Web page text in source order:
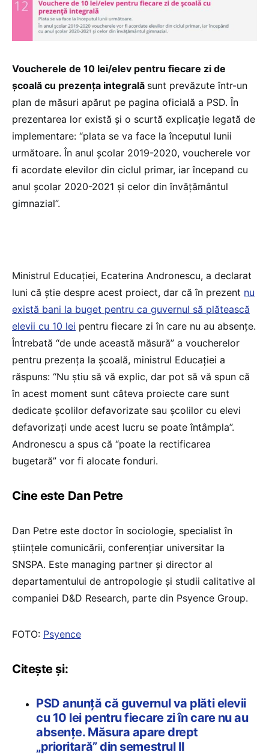
Voucherele de 10 lei/elev pentru fiecare zi de
școală cu prezența integrală sunt prevăzute într-un
plan de măsuri apărut pe pagina oficială a PSD. În
prezentarea lor există și o scurtă explicație legată de
implementare: “plata se va face la începutul lunii
următoare. În anul școlar 2019-2020, voucherele vor
fi acordate elevilor din ciclul primar, iar începand cu
anul școlar 2020-2021 și celor din învățământul
gimnazial”.
Ministrul Educației, Ecaterina Andronescu, a declarat
luni că știe despre acest proiect, dar că în prezent nu
există bani la buget pentru ca guvernul să plătească
elevii cu 10 lei pentru fiecare zi în care nu au absențe.
Întrebată “de unde această măsură” a voucherelor
pentru prezența la școală, ministrul Educației a
răspuns: “Nu știu să vă explic, dar pot să vă spun că
în acest moment sunt câteva proiecte care sunt
dedicate școlilor defavorizate sau școlilor cu elevi
defavorizați unde acest lucru se poate întâmpla”.
Andronescu a spus că “poate la rectificarea
bugetară” vor fi alocate fonduri.
Cine este Dan Petre
Dan Petre este doctor în sociologie, specialist în
ştiinţele comunicării, conferenţiar universitar la
SNSPA. Este managing partner şi director al
departamentului de antropologie și studii calitative al
companiei D&D Research, parte din Psyence Group.
FOTO: Psyence
Citește și:
PSD anunță că guvernul va plăti elevii
cu 10 lei pentru fiecare zi în care nu au
absențe. Măsura apare drept
„prioritară” din semestrul II